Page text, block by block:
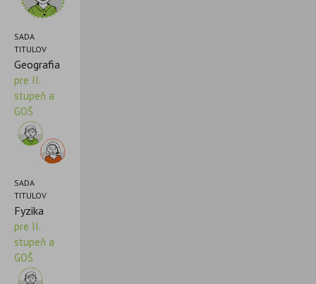
SADA
TITULOV
Geografia
pre II.
stupeň a
GOŠ
SADA
TITULOV
Fyzika
pre II.
stupeň a
GOŠ